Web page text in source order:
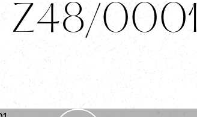
Z48/0001